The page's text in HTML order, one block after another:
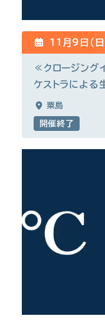
11月9日(
≪クロージング
ケストラによる
粟島
開催終了